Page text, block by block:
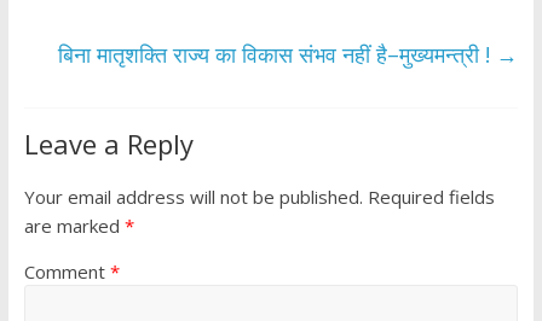
k p
बिना मातृशक्ति राज्य का विकास संभव नहीं है–मुख्यमन्त्री ! →
Leave a Reply
Your email address will not be published. Required fields
are marked *
Comment *